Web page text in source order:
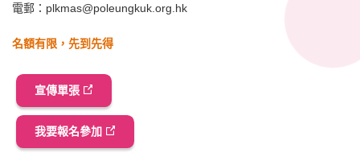
電郵： plkmas@poleungkuk.org.hk
名額有限，先到先得
宣傳單張
我要報名參加